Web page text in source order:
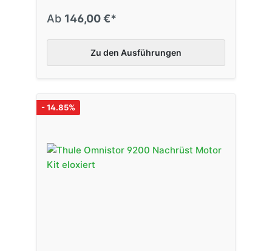
Ab 146,00 €*
Zu den Ausführungen
- 14.85%